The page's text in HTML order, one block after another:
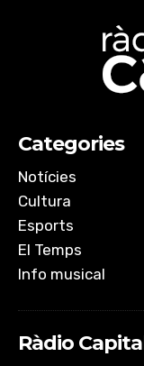
Categories
Notícies
Cultura
Esports
El Temps
Info musical
Ràdio